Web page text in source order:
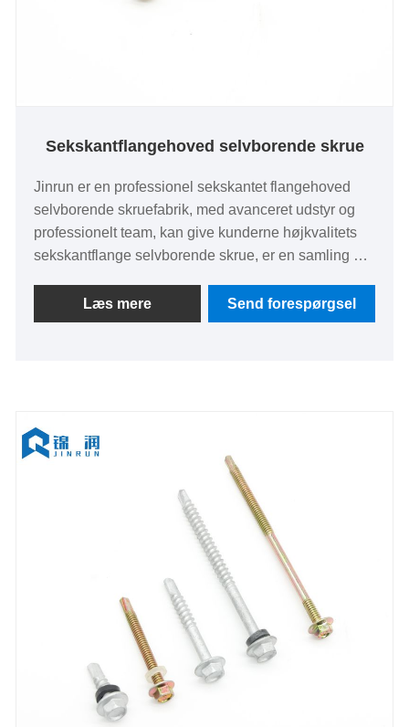
Sekskantflangehoved selvborende skrue
Jinrun er en professionel sekskantet flangehoved
selvborende skruefabrik, med avanceret udstyr og
professionelt team, kan give kunderne højkvalitets
sekskantflange selvborende skrue, er en samling af
service som en af ​​kvaliteten leverandører.
Læs mere Send forespørgsel